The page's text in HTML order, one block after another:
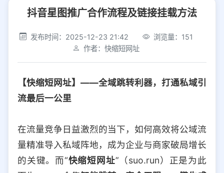
社交平台 电商平台
选择防红平台类型，避免链接被拦截
iOS Android
抖音星图推广合作流程及链接挂载方法
发布时间：2025-12-23 21:42
浏览量：151
作者：快缩短网址
【快缩短网址】——全域跳转利器，打通私域引
流最后一公里
在流量竞争日益激烈的当下，如何高效将公域流
量精准导入私域阵地，成为企业与商家破局增长
的关键。而“快缩短网址”（suo.run）正是为此